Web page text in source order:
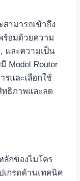
ามารถเข้าถึง
ร้อมด้วยความ
และความเป็น
Model Router
รและเลือกใช้
ทธิภาพและลด
กของไมโคร
เกรดด้านเทคนิค